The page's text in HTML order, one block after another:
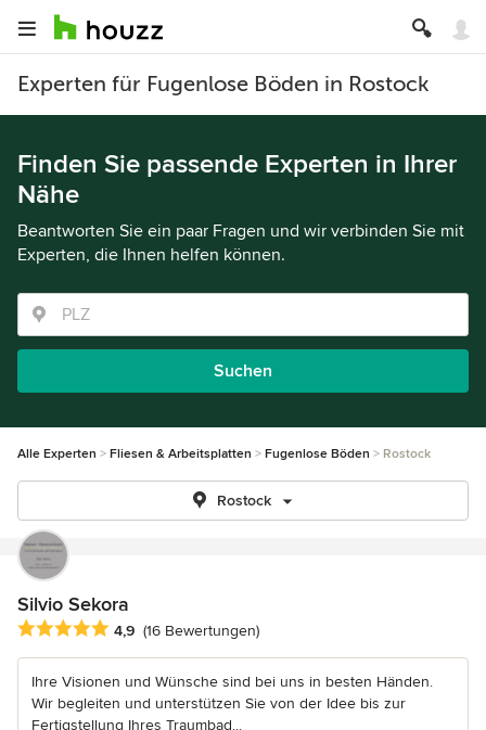
Experten für Fugenlose Böden in Rostock
Finden Sie passende Experten in Ihrer
Nähe
Beantworten Sie ein paar Fragen und wir verbinden Sie mit
Experten, die Ihnen helfen können.
Suchen
Alle Experten Fliesen & Arbeitsplatten Fugenlose Böden Rostock
Rostock
Silvio Sekora
Durchschnittliche Bewertung: 4.9 von 5 Sternen
4,9 (16 Bewertungen)
Ihre Visionen und Wünsche sind bei uns in besten Händen.
Wir begleiten und unterstützen Sie von der Idee bis zur
Fertigstellung Ihres Traumbad...